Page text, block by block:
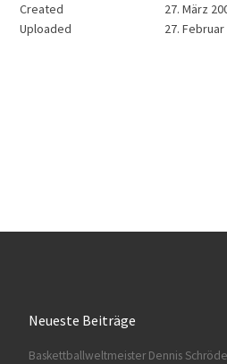
Created
27. März
Uploaded
27. Februar
Neueste Beiträge
Baskettballweltmeister Dennis